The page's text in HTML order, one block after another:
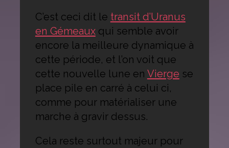
C’est ceci dit le transit d’Uranus
en Gémeauxqui semble avoir
encore la meilleure dynamique à
cette période, et l’on voit que
cette nouvelle lune en Vierge se
place pile en carré à celui ci,
comme pour matérialiser une
marche à gravir dessus.
Cela reste surtout majeur pour